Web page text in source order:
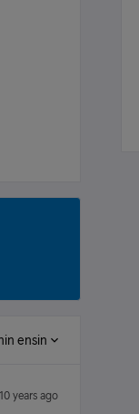
ensin
years ago